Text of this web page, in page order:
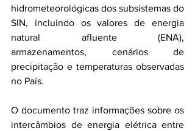
hidrometeorológicas dos subsistemas do
SIN, incluindo os valores de energia
natural afluente (ENA),
armazenamentos, cenários de
precipitação e temperaturas observadas
no País.
O documento traz informações sobre os
intercâmbios de energia elétrica entre